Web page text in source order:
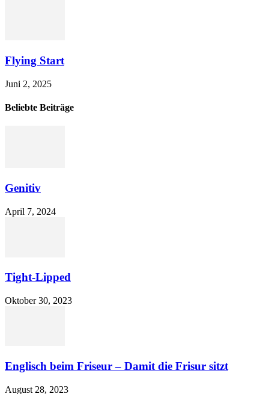
Flying Start
Juni 2, 2025
Beliebte Beiträge
Genitiv
April 7, 2024
Tight-Lipped
Oktober 30, 2023
Englisch beim Friseur – Damit die Frisur sitzt
August 28, 2023